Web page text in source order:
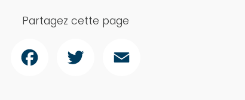
Partagez cette page